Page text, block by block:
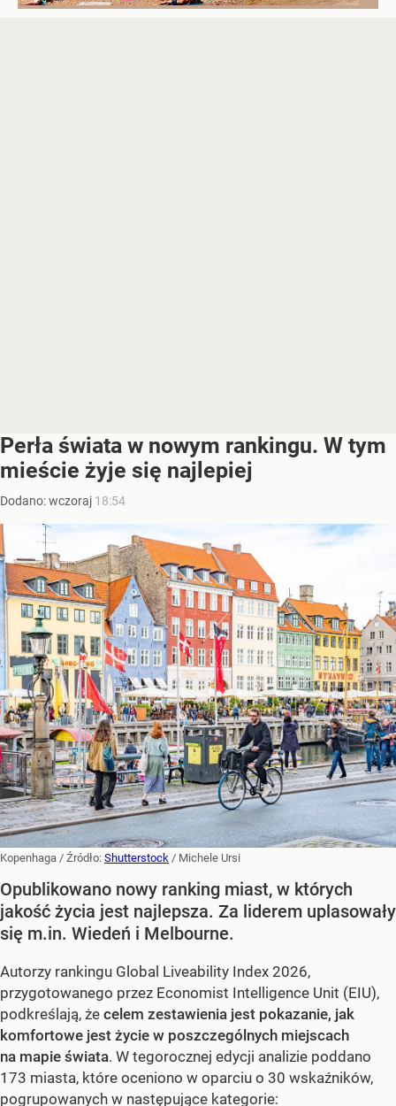
Perła świata w nowym rankingu. W tym
mieście żyje się najlepiej
Dodano:wczoraj 18:54
Kopenhaga / Źródło: Shutterstock / Michele Ursi
Opublikowano nowy ranking miast, w których
jakość życia jest najlepsza. Za liderem uplasowały
się m.in. Wiedeń i Melbourne.
Autorzy rankingu Global Liveability Index 2026,
przygotowanego przez Economist Intelligence Unit (EIU),
podkreślają, że celem zestawienia jest pokazanie, jak
komfortowe jest życie w poszczególnych miejscach
na mapie świata. W tegorocznej edycji analizie poddano
173 miasta, które oceniono w oparciu o 30 wskaźników,
pogrupowanych w następujące kategorie: